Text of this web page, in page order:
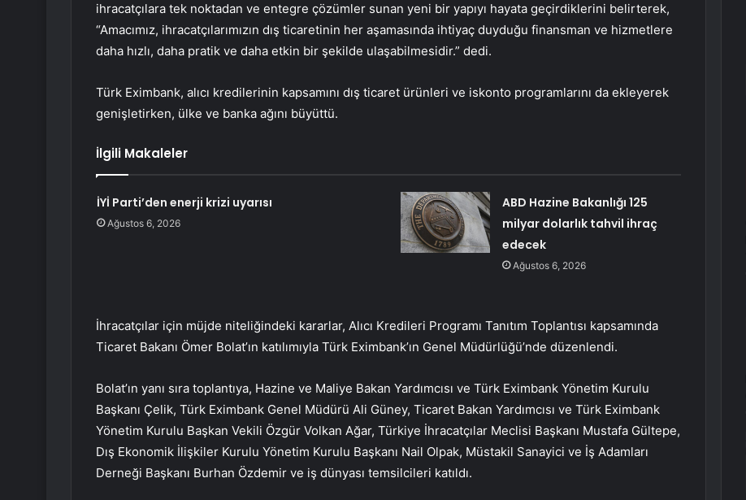
ihracatçılara tek noktadan ve entegre çözümler sunan yeni bir yapıyı hayata geçirdiklerini belirterek,
“Amacımız, ihracatçılarımızın dış ticaretinin her aşamasında ihtiyaç duyduğu finansman ve hizmetlere
daha hızlı, daha pratik ve daha etkin bir şekilde ulaşabilmesidir.” dedi.
Türk Eximbank, alıcı kredilerinin kapsamını dış ticaret ürünleri ve iskonto programlarını da ekleyerek
genişletirken, ülke ve banka ağını büyüttü.
İlgili Makaleler
İYİ Parti’den enerji krizi uyarısı
Ağustos 6, 2026
ABD Hazine Bakanlığı 125
milyar dolarlık tahvil ihraç
edecek
Ağustos 6, 2026
İhracatçılar için müjde niteliğindeki kararlar, Alıcı Kredileri Programı Tanıtım Toplantısı kapsamında
Ticaret Bakanı Ömer Bolat’ın katılımıyla Türk Eximbank’ın Genel Müdürlüğü’nde düzenlendi.
Bolat’ın yanı sıra toplantıya, Hazine ve Maliye Bakan Yardımcısı ve Türk Eximbank Yönetim Kurulu
Başkanı Çelik, Türk Eximbank Genel Müdürü Ali Güney, Ticaret Bakan Yardımcısı ve Türk Eximbank
Yönetim Kurulu Başkan Vekili Özgür Volkan Ağar, Türkiye İhracatçılar Meclisi Başkanı Mustafa Gültepe,
Dış Ekonomik İlişkiler Kurulu Yönetim Kurulu Başkanı Nail Olpak, Müstakil Sanayici ve İş Adamları
Derneği Başkanı Burhan Özdemir ve iş dünyası temsilcileri katıldı.